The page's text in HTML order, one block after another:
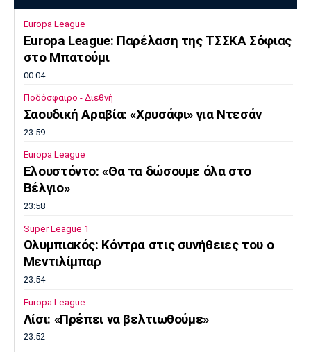
Europa League
Europa League: Παρέλαση της ΤΣΣΚΑ Σόφιας
στο Μπατούμι
00:04
Ποδόσφαιρο - Διεθνή
Σαουδική Αραβία: «Χρυσάφι» για Ντεσάν
23:59
Europa League
Ελουστόντο: «Θα τα δώσουμε όλα στο
Βέλγιο»
23:58
Super League 1
Ολυμπιακός: Κόντρα στις συνήθειες του ο
Μεντιλίμπαρ
23:54
Europa League
Λίσι: «Πρέπει να βελτιωθούμε»
23:52